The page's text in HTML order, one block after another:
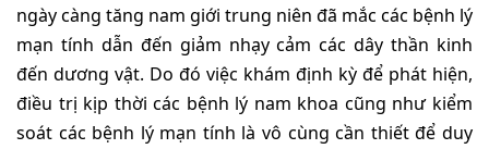
ngày càng tăng nam giới trung niên đã mắc các bệnh lý
mạn tính dẫn đến giảm nhạy cảm các dây thần kinh
đến dương vật. Do đó việc khám định kỳ để phát hiện,
điều trị kịp thời các bệnh lý nam khoa cũng như kiểm
soát các bệnh lý mạn tính là vô cùng cần thiết để duy